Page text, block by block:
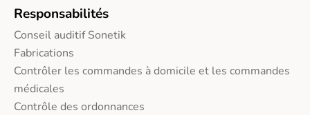
Responsabilités
Conseil auditif Sonetik
Fabrications
Contrôler les commandes à domicile et les commandes
médicales
Contrôle des ordonnances